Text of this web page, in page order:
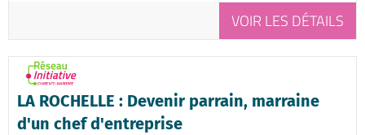
VOIR LES DÉTAILS
LA ROCHELLE : Devenir parrain, marraine
d'un chef d'entreprise